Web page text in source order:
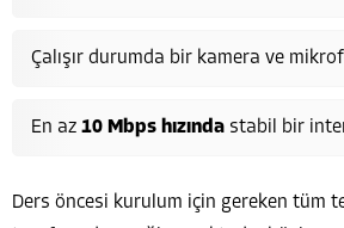
Çalışır durumda bir kamera ve
En az 10 Mbps hızında stabil bir
Ders öncesi kurulum için gereken tüm